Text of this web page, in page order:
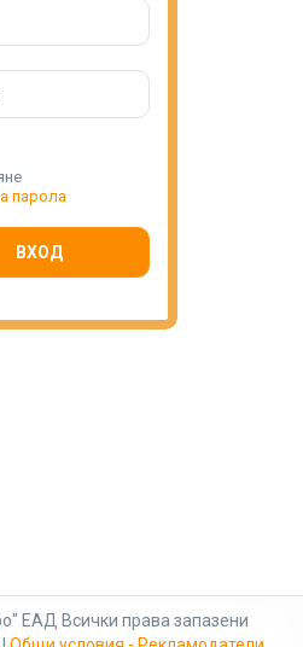
парола
ВХОД
ЕАД Всички права запазени